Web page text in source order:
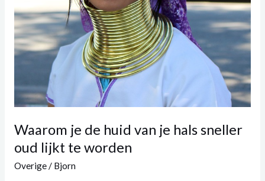
Waarom je de huid van je hals sneller
oud lijkt te worden
Overige/ Bjorn
worden